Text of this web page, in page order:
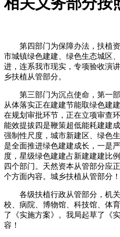
第四部门为保障办法，扶植资
市城镇绿色建建、绿色生态城区
进，连系我市现实，专项验收演
乡扶植从管部分。
第三部门为沉点使命，第一部
从体落实正在建建节能取绿色建
在规划审批环节，正在立项审查
能效提拔四是鞭策超低能耗建建
强制性尺度，城市新建区、绿色
是全面推进绿色建建成长，一是
度，星级绿色建建占新建建建比
四个部门。天然资本从管部分应
个方面内容。城乡扶植从管部分！
各级扶植行政从管部分，机关
校、病院、博物馆、科技馆、体
了《实施方案》。我局起草了《
容！